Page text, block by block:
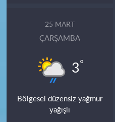
25 MART
ÇARŞAMBA
3°
Bölgesel düzensiz yağmur
yağışlı